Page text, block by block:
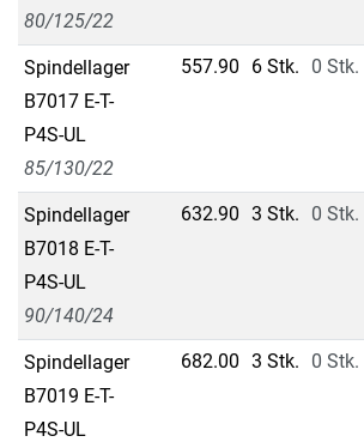
80/125/22
Spindellager
B7017 E-T-
P4S-UL
85/130/22
557.90 6 Stk. 0 Stk.
Spindellager
B7018 E-T-
P4S-UL
90/140/24
632.90 3 Stk. 0 Stk.
Spindellager
B7019 E-T-
P4S-UL
682.00 3 Stk. 0 Stk.